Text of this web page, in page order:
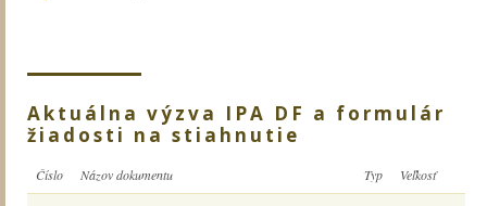
Aktuálna výzva IPA DF a formulár
žiadosti na stiahnutie
Číslo Názov dokumentu Typ Veľkosť